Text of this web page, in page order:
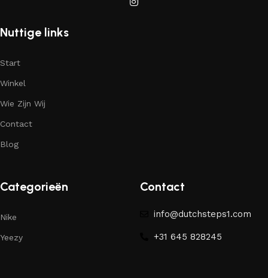
Nuttige links
Start
Winkel
Wie Zijn Wij
Contact
Blog
Categorieën
Nike
Yeezy
Contact
info@dutchsteps1.com
+31 645 828245